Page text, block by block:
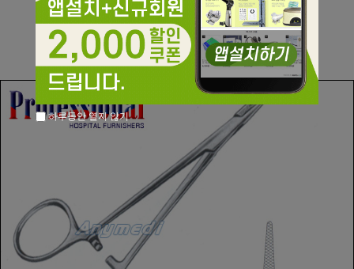
- 사이즈 : 13.5cm
하루동안 열지 않기